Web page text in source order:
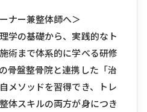
ナー兼整体師へ＞
学の基礎から、実践的なト
術まで体系的に学べる研修
骨盤整骨院と連携した「治
メソッドを習得でき、トレ
体スキルの両方が身につき